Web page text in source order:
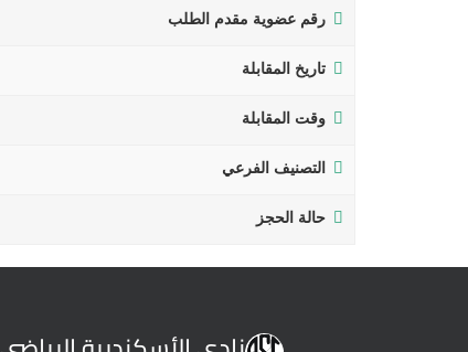
رقم عضوية مقدم الطلب
تاريخ المقابلة
وقت المقابلة
التصنيف الفرعي
حالة الحجز